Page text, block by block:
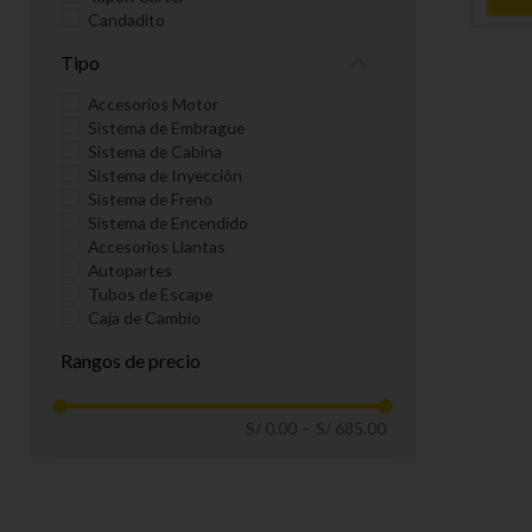
Candadito
Tuerca
Regulador de Freno
Perno Caliper
Purgador
Niple Freno
Conexiones Tipo W
Racores Compresión
Freno Aire
Accesorios
Maquina Avellanadora
Conexiones Expandidas
Pin Horquilla
Contra Tuerca
Esparragos
Tipo
Accesorios Motor
Sistema de Embrague
Sistema de Cabina
Sistema de Inyección
Sistema de Freno
Sistema de Encendido
Accesorios Llantas
Autopartes
Tubos de Escape
Caja de Cambio
Rangos de precio
S/ 0.00 – S/ 685.00